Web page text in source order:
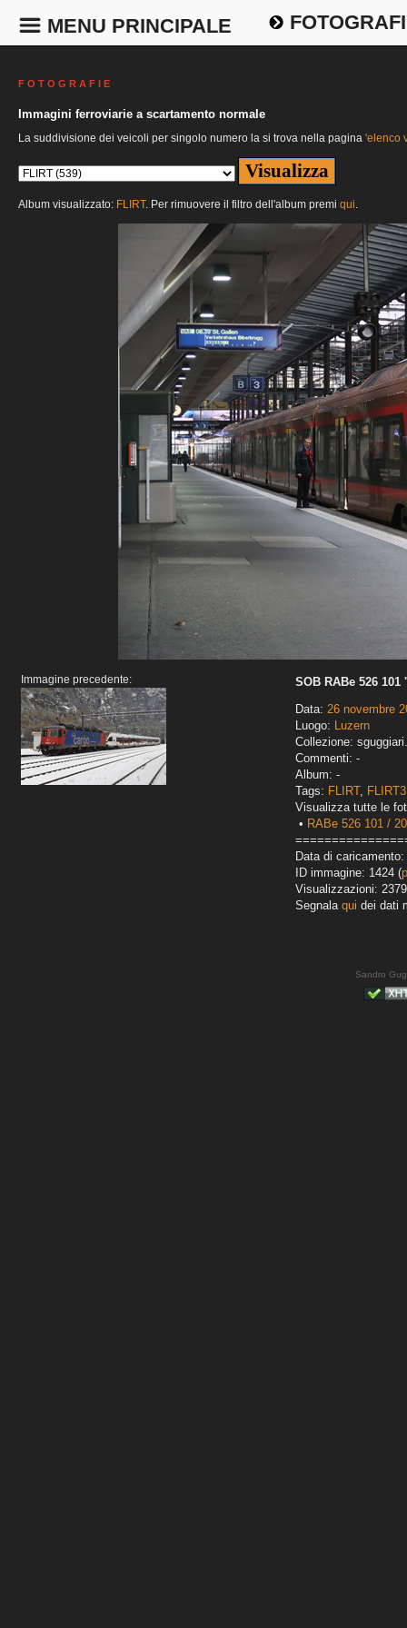
MENU PRINCIPALE
F O T O G R A F I E
Immagini ferroviarie a scartamento normale
La suddivisione dei veicoli per singolo numero la si trova nella pagina 'elenco
Album visualizzato: FLIRT. Per rimuovere il filtro dell'album premi qui.
Immagine precedente:
SOB RABe 526 101
Data: 26 novembre
Luogo: Luzern
Collezione:
Commenti: -
Album: -
Tags: FLIRT, FLIRT3
Visualizza tutte le
• RABe 526 101 /
Data di caricamento:
ID immagine: 1424 (
Visualizzazioni: 2379
Segnala qui dei dati
Sandro